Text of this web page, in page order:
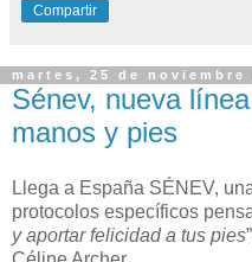
Compartir
martes, 25 de noviembre
Sénev, nueva
manos y pies
Llega a España SÉNEV,
protocolos específicos
y aportar felicidad a tus pies